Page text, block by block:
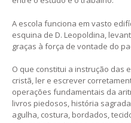
A escola funciona em vasto
esquina de D. Leopoldina,
graças à força de vontade do
O que constitui a instrução das
cristã, ler e escrever
operações fundamentais da
livros piedosos, história
agulha, costura, bordados,